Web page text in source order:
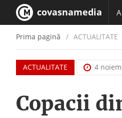
covasnamedia
Prima pagină ACTUALITATE
ACTUALITATE 4
Copacii